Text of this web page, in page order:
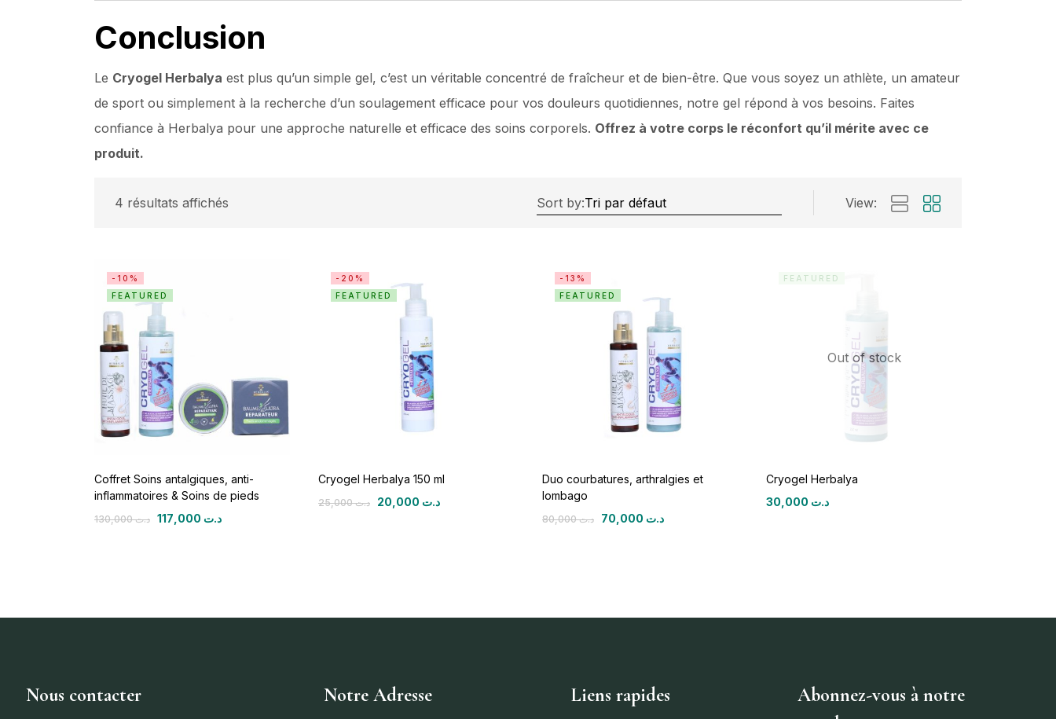
Conclusion
Le Cryogel Herbalya est plus qu’un simple gel, c’est un véritable concentré de fraîcheur et de bien-être. Que vous soyez un athlète, un amateur
de sport ou simplement à la recherche d’un soulagement efficace pour vos douleurs quotidiennes, notre gel répond à vos besoins. Faites
confiance à Herbalya pour une approche naturelle et efficace des soins corporels. Offrez à votre corps le réconfort qu’il mérite avec ce
produit.
4 résultats affichés Sort by: View:
-10%
FEATURED
Coffret Soins antalgiques, anti-
inflammatoires & Soins de pieds
د.ت130,000 د.ت
-20%
FEATURED
Cryogel Herbalya 150 ml
د.ت25,000 د.ت
-13%
FEATURED
Duo courbatures, arthralgies et
lombago
د.ت80,000 د.ت
Out of stock
FEATURED
Cryogel Herbalya
د.ت
Nous contacter Notre Adresse Liens rapides
Abonnez-vous à notre